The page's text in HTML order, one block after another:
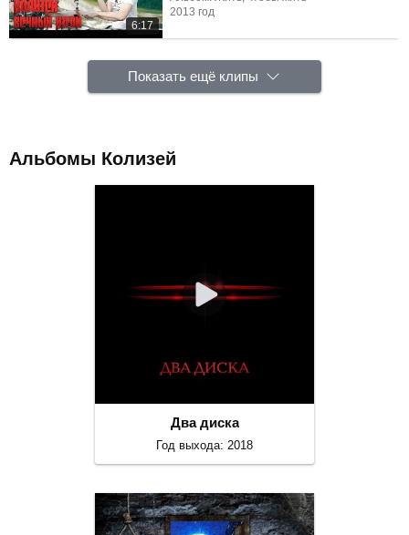
6:17
2013 год
Показать ещё клипы
Альбомы Колизей
Два диска
Год выхода: 2018